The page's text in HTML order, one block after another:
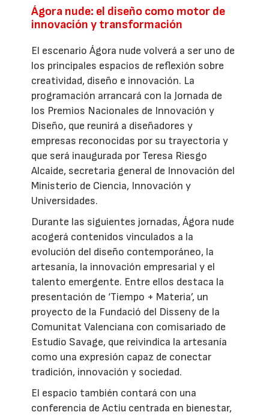
Ágora nude: el diseño como motor de
innovación y transformación
El escenario Ágora nude volverá a ser uno de
los principales espacios de reflexión sobre
creatividad, diseño e innovación. La
programación arrancará con la Jornada de
los Premios Nacionales de Innovación y
Diseño, que reunirá a diseñadores y
empresas reconocidas por su trayectoria y
que será inaugurada por Teresa Riesgo
Alcaide, secretaria general de Innovación del
Ministerio de Ciencia, Innovación y
Universidades.
Durante las siguientes jornadas, Ágora nude
acogerá contenidos vinculados a la
evolución del diseño contemporáneo, la
artesanía, la innovación empresarial y el
talento emergente. Entre ellos destaca la
presentación de ‘Tiempo + Materia’, un
proyecto de la Fundació del Disseny de la
Comunitat Valenciana con comisariado de
Estudio Savage, que reivindica la artesanía
como una expresión capaz de conectar
tradición, innovación y sociedad.
El espacio también contará con una
conferencia de Actiu centrada en bienestar,